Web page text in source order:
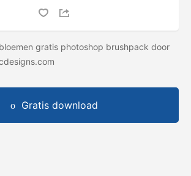
gratis photoshop brushpack door
Gratis download